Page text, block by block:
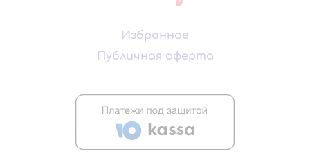
Избранное
Публичная оферта